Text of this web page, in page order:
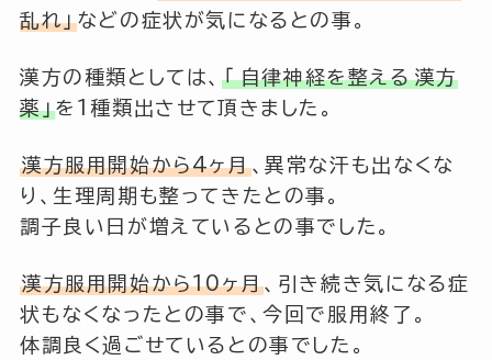
乱れ」などの症状が気になるとの事。
漢方の種類としては、「 自律神経を整える 漢方
薬」を1種類出させて頂きました。
漢方服用開始から4ヶ月、異常な汗も出なくな
り、生理周期も整ってきたとの事。
調子良い日が増えているとの事でした。
漢方服用開始から10ヶ月、引き続き気になる症
状もなくなったとの事で、今回で服用終了。
体調良く過ごせているとの事でした。